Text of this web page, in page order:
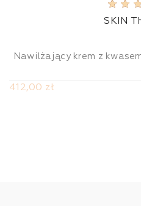
SKIN
Nawilżający krem z
412,00 zł